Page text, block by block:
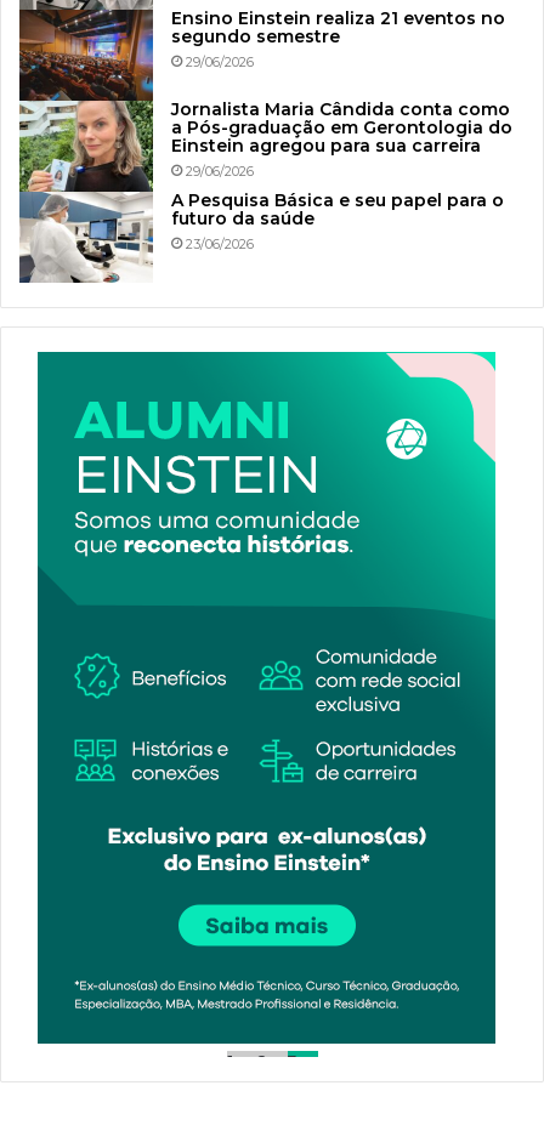
Ensino Einstein realiza 21 eventos no
segundo semestre
29/06/2026
Jornalista Maria Cândida conta como
a Pós-graduação em Gerontologia do
Einstein agregou para sua carreira
29/06/2026
A Pesquisa Básica e seu papel para o
futuro da saúde
23/06/2026
1 2 3